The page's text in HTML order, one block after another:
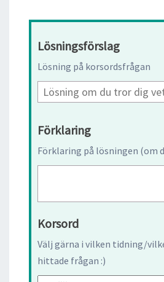
Lösningsförslag
Lösning på korsordsfrågan
Förklaring
Förklaring på lösningen (om
Korsord
Välj gärna i vilken tidning/
hittade frågan :)